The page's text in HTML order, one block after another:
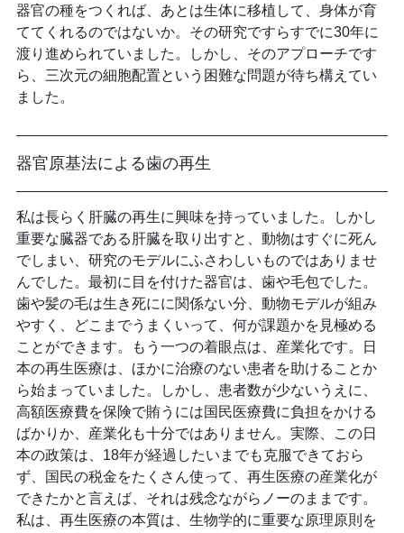
器官の種をつくれば、あとは生体に移植して、身体が育
ててくれるのではないか。その研究ですらすでに30年に
渡り進められていました。しかし、そのアプローチです
ら、三次元の細胞配置という困難な問題が待ち構えてい
ました。
器官原基法による歯の再生
私は長らく肝臓の再生に興味を持っていました。しかし
重要な臓器である肝臓を取り出すと、動物はすぐに死ん
でしまい、研究のモデルにふさわしいものではありませ
んでした。最初に目を付けた器官は、歯や毛包でした。
歯や髪の毛は生き死にに関係ない分、動物モデルが組み
やすく、どこまでうまくいって、何が課題かを見極める
ことができます。もう一つの着眼点は、産業化です。日
本の再生医療は、ほかに治療のない患者を助けることか
ら始まっていました。しかし、患者数が少ないうえに、
高額医療費を保険で賄うには国民医療費に負担をかける
ばかりか、産業化も十分ではありません。実際、この日
本の政策は、18年が経過したいまでも克服できておら
ず、国民の税金をたくさん使って、再生医療の産業化が
できたかと言えば、それは残念ながらノーのままです。
私は、再生医療の本質は、生物学的に重要な原理原則を